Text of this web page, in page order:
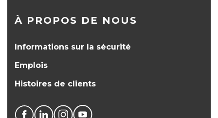
À PROPOS DE NOUS
Informations sur la sécurité
Emplois
Histoires de clients